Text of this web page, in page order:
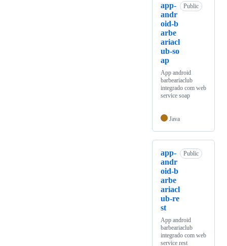
app-
andr
oid-b
arbe
ariacl
ub-so
ap
Public
App android
barbeariaclub
integrado com web
service soap
Java
app-
andr
oid-b
arbe
ariacl
ub-re
st
Public
App android
barbeariaclub
integrado com web
service rest